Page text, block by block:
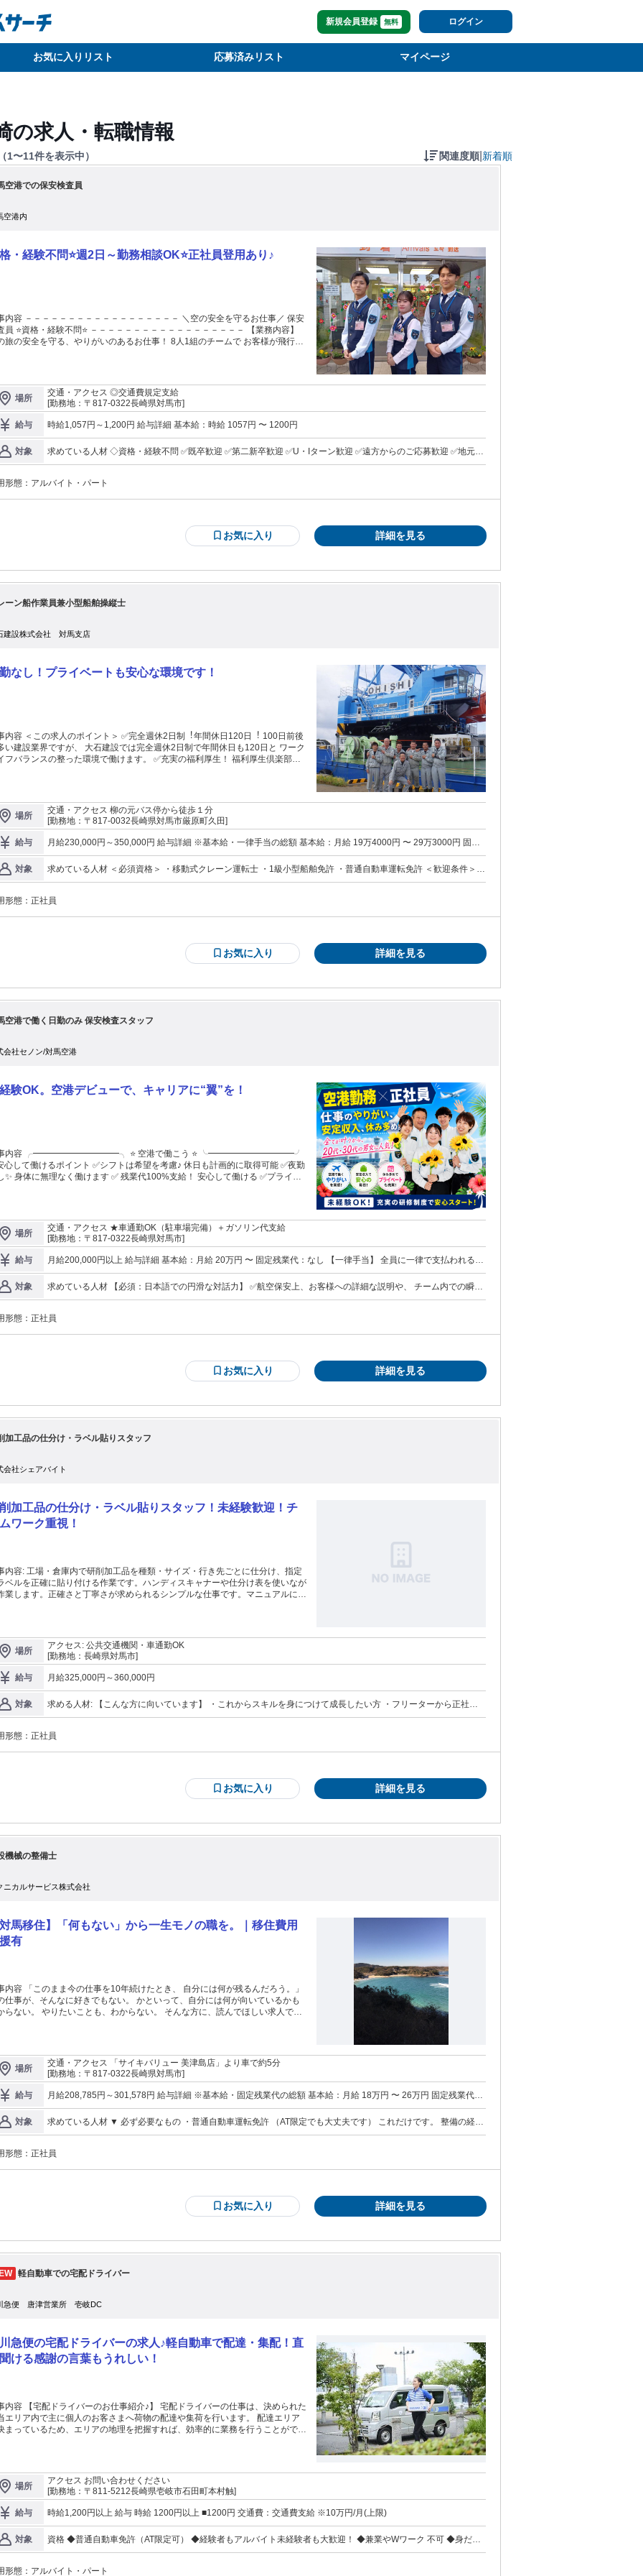
新規会員登録 無料 ログイン
お気に入りリスト 応募済みリスト マイページ
の求人・転職情報
（1〜11件を表示中） 関連度順 新着順
空港での保安検査員
空港内
・経験不問⭐週2日～勤務相談OK⭐正社員登用あり♪
容 －－－－－－－－－－－－－－－－－－ ＼空の安全を守るお仕事／ 保安
－－－－－－－－－－ 【業務内容】
の安全を守る、やりがいのあるお仕事！ 8人1組のチームで お客様が飛行機
を X線検査機に通します。 ■モニターチェック X線検査機のモニターで手
の中に危険物や機内持ち込み不可の手荷物がないかを監視します。 ■仕分け
ターチェックが完了したものとさらに目視での検査が必要なものに仕分けま
身をチェックします。 ■ボディ
ック ゲート型金属探知機にお客様を誘導し反応があればボディチェックを実
ールポイント】 ✅当社について ―――――――――――― 『世
SECOM』という揺るぎない安定基盤。 業界トップクラスの実績を誇る、空港
ロフェッショナル集団です 私たちは、警備業界で世界屈指の規模を持つ
コム株式会社」のグループ企業として、全国38の空港で保安検査を担ってい
の増便により、私たちの役割はますます重要性を増しています。 「日本の空
場所
交通・アクセス ◎交通費規定支給
[勤務地：〒817-0322長崎県対馬市]
給与 時給1,057円～1,200円 給与詳細 基本給：時給 1057円 〜 1200円
対象
求めている人材 ◇資格・経験不問 ✅既卒歓迎 ✅第二新卒歓迎 ✅U・Iターン歓迎 ✅遠方からのご応募歓迎 ✅地元の
由：あり（例外事由2号・18歳以上（警備業法））
形態： アルバイト・パート
お気に入り 詳細を見る
ーン船作業員兼小型船舶操縦士
建設株式会社 対馬支店
なし！プライベートも安心な環境です！
内容 ＜この求⼈のポイント＞ ✅完全週休2⽇制︕年間休⽇120⽇︕ 100⽇前後
い建設業界ですが、 ⼤⽯建設では完全週休2⽇制で年間休⽇も120⽇と ワーク
フバランスの整った環境で働けます。 ✅充実の福利厚生！ 福利厚生倶楽部の
・クレーン操作他） ・小型船舶の操縦 ・クレーン業務がない日は社内業務や
現場作業手伝い ・変更範囲：会社の定める業務 *転勤はありません。
場所
交通・アクセス 柳の元バス停から徒歩１分
[勤務地：〒817-0032長崎県対馬市厳原町久田]
給与
月給230,000円～350,000円 給与詳細 ※基本給・一律手当の総額 基本給：月給 19万4000円 〜 29万3000円 固定
の他手当金額：あり 1ヶ月あたり3万6000円 〜 5万7000円 昇給：年1回 賞与：年2回(業績に応じて年3回支給) 3.9
ヶ月分*前年度実績 ＜手当詳細＞ ・業務手当 36,000～57,000円 ・乗船手当 20,000円 ※資格により諸手当あり。
※基本給は、資格や経験等を考慮して決定します。
対象
求めている人材 ＜必須資格＞ ・移動式クレーン運転士 ・1級小型船舶免許 ・普通自動車運転免許 ＜歓迎条件＞
形態： 正社員
お気に入り 詳細を見る
空港で働く日勤のみ 保安検査スタッフ
会社セノン/対馬空港
験OK。空港デビューで、キャリアに“翼”を！
内容 ╭━━━━━━━━━━╮ ⭐ 空港で働こう ⭐ ╰━━━━━━━━━━╯
働けるポイント ✅シフトは希望を考慮♪ 休日も計画的に取得可能 ✅夜勤
給！ 安心して働ける ✅プライベ
安心！ 空港での保安検査、受付、手荷物検査を お任せします。 【具体的に
空港内の検査場で3～5人1組のチームで 保安検査、荷物の受付など以下業務
ーションで担当します。 ▼案内 お客様の誘導・搭乗券確認後、 機内持ち
手荷物をＸ線検査機に 通します。 ▼モニターチェック Ｘ線検査機のモニタ
、手荷物の中に 危険物がないか確認を確認する業務。 ▼仕分け 持ち込みOK
かを仕分ける作業となり、 スタッフ同士のやり取りがメインの業務。 ▼開披
いひ） 目視検査が必要な手荷物の中身をチェック します。 X線検査で引っか
お荷物を開いて、 中身を直接確認します。 ▼ボディチェック 門型金属探知
お客様を誘導し 反応があればボディチェックする業務。 ｡・°＊｡・°＊｡・°
空港保安の基礎知識、 接遇マナーなどを学びます。 その後、現場研修とし
はじめていただき、 仕事の流れを覚えていきます！ いきなり一人でお任せする
はないので、 未経験スタートの方も安心です♪ ｡・°＊｡・°＊｡・°＊｡・°＊｡・°
す！ _/_/_/_/_/_/_/_/_/_/_/_/_/_/_/_/_/_/ ⏩社員インタビュー⏪ ➰こ
事を選んだ理由は？ アパレル業界から新たな業界で 経験を積みたく、全国規
のおもしろいところは？ チームで業務を遂行し、 お客様から感謝の言葉をい
育休から職場復帰した 先輩女性社員もおります。
_/_/_/_/_/_/_/_/_/_/_/_/_/_/_/_/
場所
交通・アクセス ★車通勤OK（駐車場完備）＋ガソリン代支給
[勤務地：〒817-0322長崎県対馬市]
給与
月給200,000円以上 給与詳細 基本給：月給 20万円 〜 固定残業代：なし 【一律手当】 全員に一律で支払われる通
19.6万円＋各種手当 ＋残業代（100％支給） 30代／保安警備員 【手当】 ◆航空保安手当1（早朝勤務者） ◆役職
手当 ◆通勤手当 ◆時間外手当 ◆資格手当 →空港警備1級・月10,000円 空港警備2級・月5,000円 モニター監視資
格5,000円 →TOEIC/945点以上1万5,000円 850点以上12,000円 785点以上10,000円 700点以上5,000円 650点以上
3,000円 ◆奨励・精勤手当 ◆子ども手当 →1人当たり月1万円／15歳まで 【昇給】 年1回 内容は査定による 【賞
与】 年2回 7月・12月
対象
求めている人材 【必須：日本語での円滑な対話力】 ✅航空保安上、お客様への詳細な説明や、 チーム内での瞬時
Japanese driver’s license is required ＊未経験者も大歓迎！ ＊接客が好きな方も歓迎します！ ≪こんな方にピッ
ョップスタッフ、 ドラッグストアスタッフ、カフェスタッフ、 ホテルスタッフ、受付・一般事務、 コールセンタ
ースタッフ、保育士、 介護スタッフ、美容部員など 接客・販売経験を活かして活躍する社員も多く、 未経験から
歓迎 ✅上場企業のグループ会社 ✅産休、育休から復帰したメンバー多数 ✋採用時に身元確認者が必要になりま
す！
形態： 正社員
お気に入り 詳細を見る
加工品の仕分け・ラベル貼りスタッフ
会社シェアバイト
加工品の仕分け・ラベル貼りスタッフ！未経験歓迎！チ
ワーク重視！
工品を種類・サイズ・行き先ごとに仕分け、指定
ベルを正確に貼り付ける作業です。ハンディスキャナーや仕分け表を使いなが
業します。正確さと丁寧さが求められるシンプルな仕事です。マニュアルに沿
場所
アクセス: 公共交通機関・車通勤OK
[勤務地：長崎県対馬市]
給与 月給325,000円～360,000円
対象
求める人材: 【こんな方に向いています】 ・これからスキルを身につけて成長したい方 ・フリーターから正社員
形態： 正社員
お気に入り 詳細を見る
機械の整備士
ニカルサービス株式会社
対馬移住】「何もない」から一生モノの職を。｜移住費用
有
容 「このまま今の仕事を10年続けたとき、 自分には何が残るんだろう。」
仕事が、そんなに好きでもない。 かといって、自分には何が向いているかも
ない。 やりたいことも、わからない。 そんな方に、読んでほしい求人で
の費用も、住むところも、 全面的に支援します！ 経験は、いりません。 必
のは、普通自動車免許だけです。 ━━━━━━━━━━━━━━━━━━━
なぜ、今あえて「整備の技術」なのか ━━━V━━━━━━━━━━━━━━━
だけ世の中が便利になっても、 建設機械は「人の手」でしか直せません。 自
手で機械を解体し、 どこが悪いのかを自分の目で見て判断し、 部品を交換
み上げる。 「現場で、人の手でしか直せない仕事」 これは、AIやロボ
も奪われない 技術です。 だからこそ、身につけた技術は 時代が変わっても
い 「一生の武器」になります。 街がある限り、重機は動き続けます。 そ
直せる技術さえ身につければ、 ずっと必要とされる存在になります。
当社は、資格の費用を全額出します。
：月2,000円 ／ 1つ ・特別教育：月500円 ／ 1つ 「どう頑張れば給料が上がる
からない」 そんなストレスは、当社にはありません。 取った資格の数だけ、
ます ━━━V━━━━━━━━━━━━━━━ 「この職業って『見て覚え
のかな…」 そんな心配は、一切いりません。 未経験で新しい業界や新しい
に 飛び込むのは、誰だって不安です。 だからこそ、放置することはありませ
じめ、 整備歴の長い先輩が複
ている先輩がいるのも、 その証拠です。 一つひとつの作業を、わかるま
できるまで丁寧に指導しますので、 焦らず自分のペースで覚えていけます。
建設機械（重機）の整備です。 ・分解
、点検、部品交換 ・故障診断と修理 ・お客様の現場への出張整備 ・特定自主
書類作成 ショベルカー、クレーン、発電機、 フォークリフトなど、
ち合わせで、作業手順と 安全を必ず確認します。 ヘルメット、安全靴、作業
用意します。 はじめての作業は、必ず先輩がついて 教えるので安心し
━━━━━━━━━━━━━━━━━━━ ⭐ 対馬での1日
⭐ まずは、話を聞くだけでも
履歴書はいりません。 オンラインでの
ます。 「まずはオンラインで話だけ聞いて、 そのあと、島を一度見て
める」 もちろん、大歓迎です。 新しい環境で、自分を変えたい。 イチから
直したい。 そんなあなたの最初の一歩を、 私たちは応援します。
場所
交通・アクセス 「サイキバリュー 美津島店」より車で約5分
[勤務地：〒817-0322長崎県対馬市]
給与
月給208,785円～301,578円 給与詳細 ※基本給・固定残業代の総額 基本給：月給 18万円 〜 26万円 固定残業代：
間については別途残業代を支給する 【一律手当】 全員に一律で支払われる通勤・皆勤・家族手当金額：なし 全員
に一律で支払われるその他手当金額：なし ■ 月給の決め方 未経験の方は、 基本給18万円からのスタートです。
機械や自動車の知識、これまでのお仕事の 経験に応じて、スタートの金額を決めます。 ・未経験：18万円〜20万
円 ・経験1〜3年：20万円〜22万円 ・経験3〜5年：22万円〜24万円 ・経験5年以上：24万円〜26万円 自動車関連
の専門学校・大学を 出た方は優遇します。 ■ 資格手当 （取った資格の数だけ、毎月つきます） ＊国家資格：月
8,000円 ／ 1つ 例）2級自動車整備士、2級建設機械整備士 ※1級を取ったときは、 さらに加算します（金額は応
アーク溶接、クレーンの運転業務、酸素欠乏・硫化水素危険作業、職長・安全衛生責任者 など ＊特定自主検査手
一律で上がります。 勤務の様子、意欲、がんばりに応じて、 追加の昇給があります。 ■ 賞与 年3回・合計4.2か月
分（前年度実績）
対象
求めている人材 ▼ 必ず必要なもの ・普通自動車運転免許 （AT限定でも大丈夫です） これだけです。 整備の経験
機械や建設機械を動かした経験 ・溶接、板金の経験 ・3級自動車整備士、2級自動車整備士 ・車両系建設機械、玉
崎県対馬市に住んで 働いていただくことが前提です。 今どこにお住まいでも応募できます。 住むところの探し方
も、ご案内します。 しっかりサポートしますので 安心してご応募ください。
形態： 正社員
お気に入り 詳細を見る
軽自動車での宅配ドライバー
急便 唐津営業所 壱岐DC
急便の宅配ドライバーの求人♪軽自動車で配達・集配！直
ける感謝の言葉もうれしい！
内容 【宅配ドライバーのお仕事紹介♪】 宅配ドライバーの仕事は、決められた
エリア内で主に個人のお客さまへ荷物の配達や集荷を行います。 配達エリア
まっているため、エリアの地理を把握すれば、効率的に業務を行うことができ
着用を推進！ 全車両への応急キット常備、毎日のWBGT(暑さ指数)計測、点呼
体調管理など、無理なく安心して働ける環境づくりに力を入れています。
んな方にオススメ！】 「車の運転が好きな方」「体を動かすお仕事がしたい
「人と接するのが好きな方」 ─佐川急便のアルバイトは、そんな皆さんにぴっ
の職場です！ どれか一つでも当てはまる方はぜひご応募ください。 難しい作
ほとんどなく、先輩スタッフがサポートするので安心です。 また、正社員へ
リアアップも可能です！ 【未経験でも安心のサポート体制】 ＼親切丁寧な
が魅力です♪／ 佐川急便で新たな挑戦を始めませんか？ 充実した教育制度で未
の方でも、安心して仕事をスタート出来ます！ 研修では、物流の基礎知識か
場所
アクセス お問い合わせください
[勤務地：〒811-5212長崎県壱岐市石田町本村触]
給与 時給1,200円以上 給与 時給 1200円以上 ■1200円 交通費：交通費支給 ※10万円/月(上限)
対象
資格 ◆普通自動車免許（AT限定可） ◆経験者もアルバイト未経験者も大歓迎！ ◆兼業やWワーク 不可 ◆身だし
形態： アルバイト・パート